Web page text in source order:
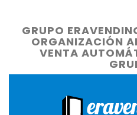
GRUPO
ORGANIZACIÓN
VENTA